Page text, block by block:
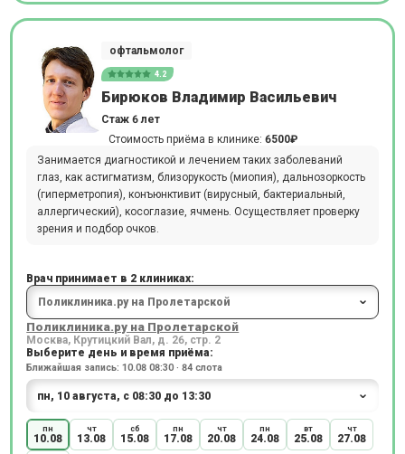
офтальмолог
4.2
Бирюков Владимир Васильевич
Стаж 6 лет
Стоимость приёма в клинике: 6500₽
Занимается диагностикой и лечением таких заболеваний
глаз, как астигматизм, близорукость (миопия), дальнозоркость
(гиперметропия), конъюнктивит (вирусный, бактериальный,
аллергический), косоглазие, ячмень. Осуществляет проверку
зрения и подбор очков.
Врач принимает в 2 клиниках:
Поликлиника.ру на Пролетарской
Москва, Крутицкий Вал, д. 26, стр. 2
Выберите день и время приёма:
Ближайшая запись: 10.08 08:30 · 84 слота
пн
10.08
чт
13.08
сб
15.08
пн
17.08
чт
20.08
пн
24.08
вт
25.08
чт
27.08